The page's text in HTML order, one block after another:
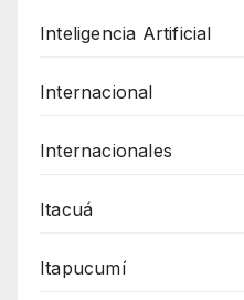
Inteligencia Artificial
Internacional
Internacionales
Itacuá
Itapucumí